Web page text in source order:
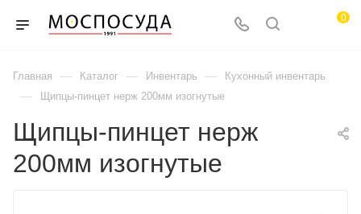
0
Главная — Каталог — Инвентарь — Кухонный инвентарь
— Щипцы-пинцет нерж 200мм изогнутые
Щипцы-пинцет нерж
200мм изогнутые